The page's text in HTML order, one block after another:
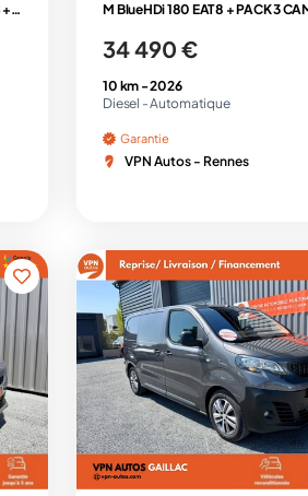
M BlueHDi 180 EAT8 + PACK 3 CAMERAS + PACK LOOK + MODUWORK
34 490 €
10 km -2026
Diesel -Automatique
Garantie
VPN Autos - Rennes